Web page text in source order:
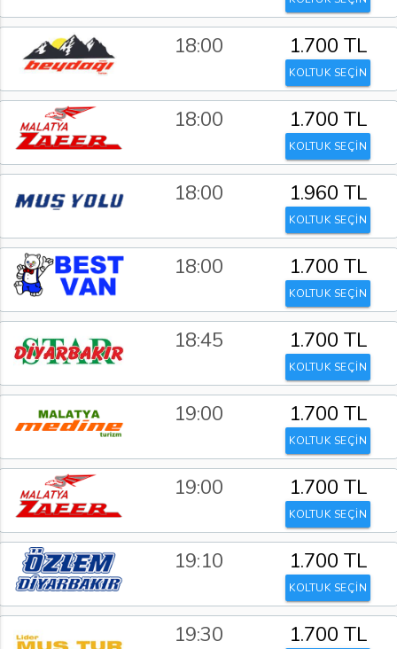
18:00 1.700 TL
KOLTUK SEÇİN
18:00 1.700 TL
KOLTUK SEÇİN
18:00 1.960 TL
KOLTUK SEÇİN
18:00 1.700 TL
KOLTUK SEÇİN
18:45 1.700 TL
KOLTUK SEÇİN
19:00 1.700 TL
KOLTUK SEÇİN
19:00 1.700 TL
KOLTUK SEÇİN
19:10 1.700 TL
KOLTUK SEÇİN
19:30 1.700 TL